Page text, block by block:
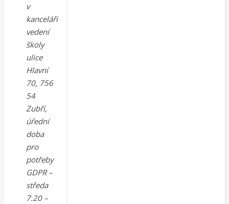
v
kanceláři
vedení
školy
ulice
Hlavní
70, 756
54
Zubří,
úřední
doba
pro
potřeby
GDPR –
středa
7.20 –